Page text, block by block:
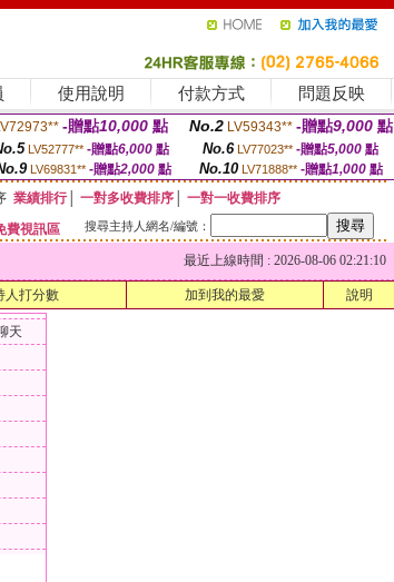
使用說明 付款方式 問題反映
-贈點10,000 點 No.2 LV59343** -贈點9,000 點
LV52777** -贈點6,000點 No.6 LV77023** -贈點5,000點
LV69831** -贈點2,000點 No.10 LV71888** -贈點1,000 點
業績排行│ 一對多收費排序
一對一收費排序
費視訊區 搜尋主持人網名/編號：
最近上線時間 : 2026-08-06 02:21:10
人打分數 加到我的最愛 說明
天